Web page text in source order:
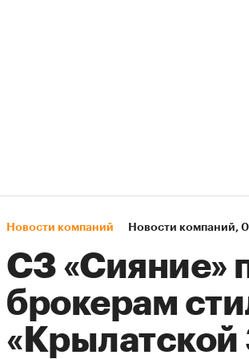
Новости компаний Новости компаний⁠,
СЗ «Сияние»
брокерам
«Крылатской